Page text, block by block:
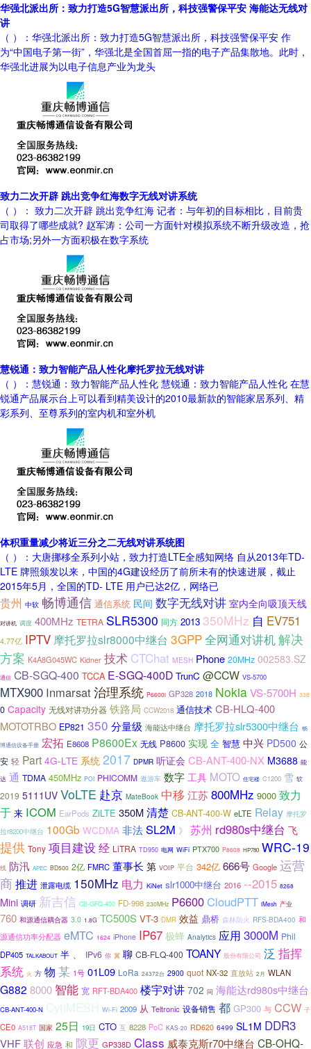
华强北派出所：致力打造5G智慧派出所，科技强警保平安 海能达无线对
讲
（ ）：华强北派出所：致力打造5G智慧派出所，科技强警保平安 作
为“中国电子第一街”，华强北是全国首屈一指的电子产品集散地。此时，
华强北进展为以电子信息产业为龙头
致力二次开辟 跳出竞争红海数字无线对讲系统
（ ）： 致力二次开辟 跳出竞争红海 记者：与年初的目标相比，目前贵
司取得了哪些成就? 赵军涛：公司一方面针对模拟系统不断升级改造，抢
占市场;另外一方面积极在数字系统
慧锐通：致力智能产品人性化摩托罗拉无线对讲
（ ）：慧锐通：致力智能产品人性化 慧锐通：致力智能产品人性化 在慧
锐通产品展示台上可以看到精美设计的2010最新款的智能家居系列、精
彩系列、至尊系列的室内机和室外机
体积重量减少将近三分之二无线对讲系统图
（ ）：大唐挪移全系列小站，致力打造LTE全感知网络 自从2013年TD-
LTE 牌照颁发以来，中国的4G建设经历了前所未有的快速进展，截止
2015年5月，全国的TD- LTE 用户已达2亿，网络已
贵州 中软 畅博通信 通信系统 民间 数字无线对讲 室内全向吸顶天线
对讲机 调度 400MHz TETRA SLR5300 同方 2013 350MHz 自 EV751
4.77亿 IPTV 摩托罗拉slr8000中继台 3GPP全网通对讲机解决
方案 K4A8G045WC Kidner 技术 CTChat MESH Phone 20MHz 002583.SZ
通信 CB-SGQ-400 TCCA E-SGQ-400D TrunC @CCW VS-5700
MTX900 Inmarsat治理系统 P6600i GP328 2018 NokiaVS-5700H 338
0 Capacity 无线对讲功分器 铁路局 CCW2018 通信技术 CB-HLQ-400
MOTOTRBO EP821 350 分量级 海能达中继台 摩托罗拉slr5300中继台 畅
博通信设备手册 宏拓 E8608 P8600Ex 无线 P8600 实现 全 智慧 中兴 PD500 公
安 轻 Part 4G-LTE 系统 2017 DPMR 听证会 CB-ANT-400-NX M3688 能
达 通 TDMA 450MHz POI PHICOMM 遨游车 数字 工具 MOTO 住宅楼 C1200 雪 软
2019 5111UV VoLTE 赴京 MateBook 中移 江苏800MHz 9000 致力
于 来 ICOM EarPods ZiLTE 350M清楚 CB-ANT-400-W eLTE Relay 摩托罗
拉r8200中继台 100Gb WCDMA 非法 SL2M 》 苏州 rd980s中继台 飞
提供 Tony 项目建设 经 LiTRA TD950 电网 WiFi PTX700 P8608 HP780 WRC-19
线 防汛 APEC BD500 2亿 FMRC 董事长 第 VOIP 平台 342亿 666号 Google 运营
商 推进 泄露电缆 150MHz 电力 KiNet slr1000中继台 2016 --2015 8268
Mini 调研 新吉信 CB-GFQ-400 FD-998 230MHz P6600 CloudPTT iMesh 产业
760 和源通信耦合器 3.0 1.8G TC500S VT-3 DMR 效益 鼎桥 森林防火 RFS-BDA400 和
源通信功率分配器 eMTC 1624 iPhone IP67 极蜂 Analytics 应用 3000M Phil
DP405 TALKABOUT 半 IPv6 你 冀 聊 CB-FLQ-400 TOANY 股份有限公司 泛 指挥
系统 火 方 物 某 1号 01L09 LoRa 24372台 2900 quot NX-32 直放站 2月 WLAN
G882 8000 智能 宽 RFT-BDA400 楼宇对讲 702 问 海能达rd980s中继台
CB-ANT-400-N CytiMESH Wi-Fi 2009 从 Teltronic 设备销售 都 GP300 与 CCW 子
CE0 A518T 国家 25日 19日 CTO 互 8228 PoC KAS-20 RD620 6499 SL1M DDR3
VHF联创 应急 和 隙更 GP338D Class 威泰克斯r70中继台 CB-OHQ-